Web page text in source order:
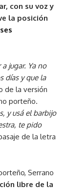
con su voz y
la posición
jugar. Ya no
días y que la
de la versión
porteño.
y usá el barbijo
te pido
de la letra
Serrano
libre de la